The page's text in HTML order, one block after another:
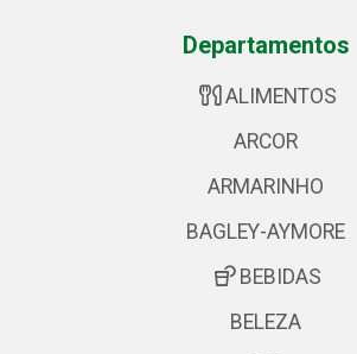
Departamentos
ALIMENTOS
ARCOR
ARMARINHO
BAGLEY-AYMORE
BEBIDAS
BELEZA